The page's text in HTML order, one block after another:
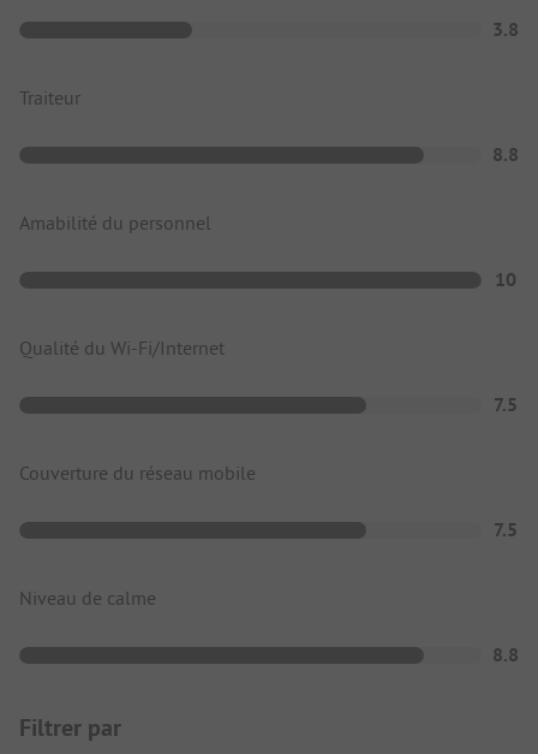
3.8
Traiteur
8.8
Amabilité du personnel
10
Qualité du Wi-Fi/Internet
7.5
Couverture du réseau mobile
7.5
Niveau de calme
8.8
Filtrer par